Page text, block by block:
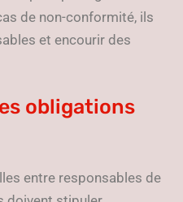
de non-conformité, ils
et encourir des
obligations
entre responsables de